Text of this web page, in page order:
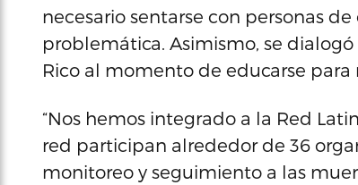
necesario sentarse con personas
problemática. Asimismo, se
Rico al momento de educarse para
“Nos hemos integrado a la Red
red participan alrededor de 36
monitoreo y seguimiento a las